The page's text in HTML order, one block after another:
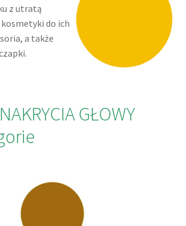
z utratą
kosmetyki do ich
a także
GŁOWY